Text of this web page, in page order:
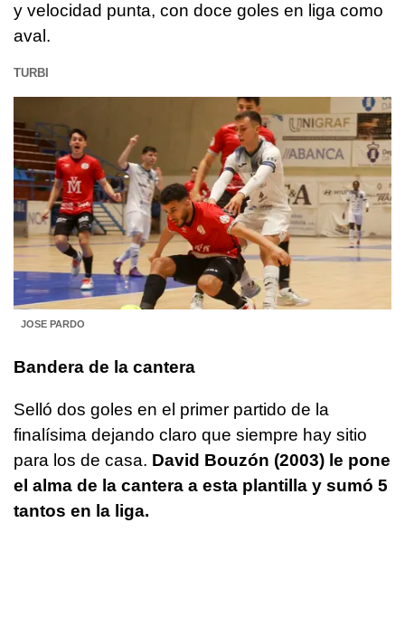
y velocidad punta, con doce goles en liga como
aval.
TURBI
JOSE PARDO
Bandera de la cantera
Selló dos goles en el primer partido de la
finalísima dejando claro que siempre hay sitio
para los de casa. David Bouzón (2003) le pone
el alma de la cantera a esta plantilla y sumó 5
tantos en la liga.